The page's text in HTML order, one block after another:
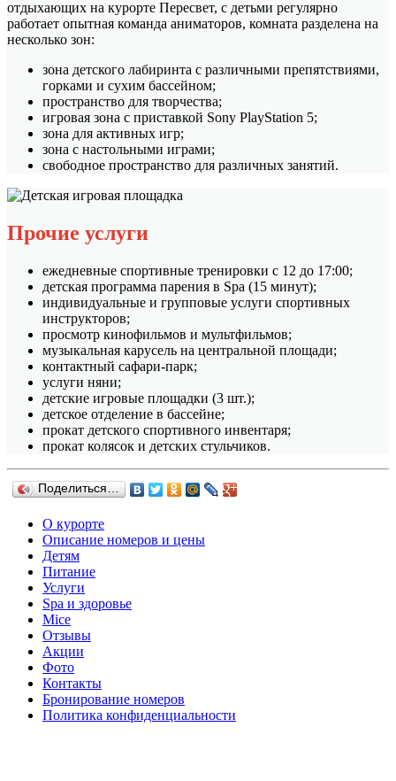
отдыхающих на курорте Пересвет, с детьми регулярно
работает опытная команда аниматоров, комната разделена на
несколько зон:
зона детского лабиринта с различными препятствиями,
горками и сухим бассейном;
пространство для творчества;
игровая зона с приставкой Sony PlayStation 5;
зона для активных игр;
зона с настольными играми;
свободное пространство для различных занятий.
Прочие услуги
ежедневные спортивные тренировки с 12 до 17:00;
детская программа парения в Spa (15 минут);
индивидуальные и групповые услуги спортивных
инструкторов;
просмотр кинофильмов и мультфильмов;
музыкальная карусель на центральной площади;
контактный сафари-парк;
услуги няни;
детские игровые площадки (3 шт.);
детское отделение в бассейне;
прокат детского спортивного инвентаря;
прокат колясок и детских стульчиков.
Поделиться…
О курорте
Описание номеров и цены
Детям
Питание
Услуги
Spa и здоровье
Mice
Отзывы
Акции
Фото
Контакты
Бронирование номеров
Политика конфиденциальности